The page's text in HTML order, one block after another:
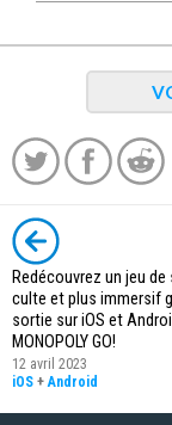
Redécouvrez un jeu
culte et plus immersif
sortie sur iOS et
MONOPOLY GO!
12 avril 2023
iOS +Android